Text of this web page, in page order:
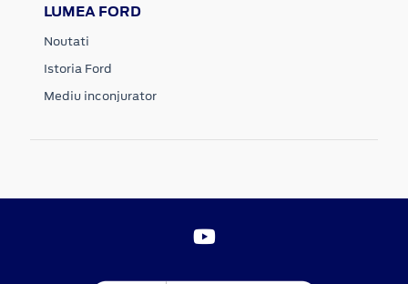
LUMEA FORD
Noutati
Istoria Ford
Mediu inconjurator